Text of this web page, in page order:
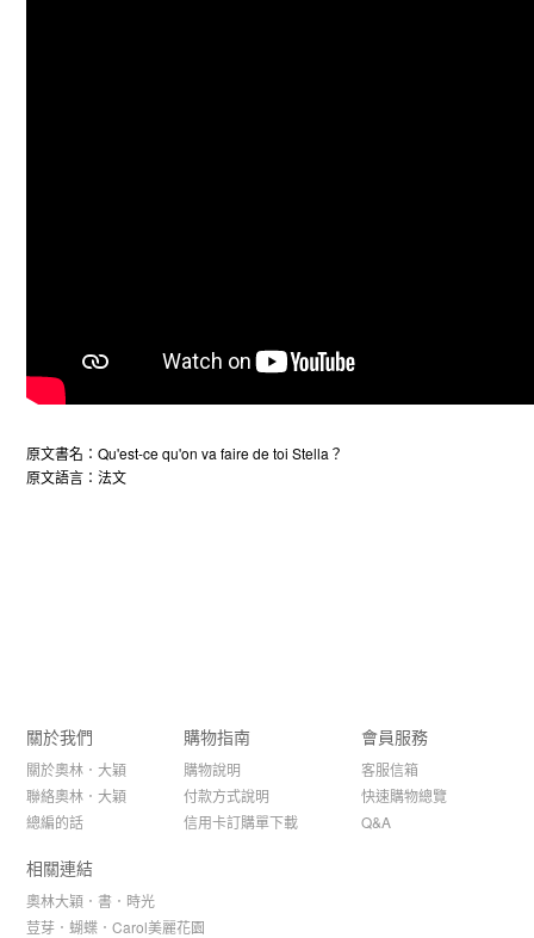
原文書名：Qu'est-ce qu'on va faire de toi Stella？
原文語言：法文
關於我們
關於奧林．大穎
聯絡奧林．大穎
總編的話
購物指南
購物說明
付款方式說明
信用卡訂購單下載
會員服務
客服信箱
快速購物總覽
Q&A
相關連結
奧林大穎．書．時光
荳芽．蝴蝶．Carol美麗花園